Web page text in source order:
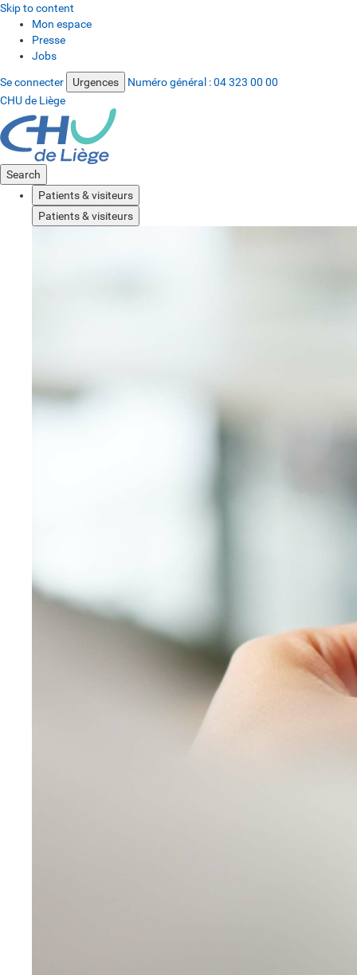
Skip to content
Mon espace
Presse
Jobs
Se connecter Urgences Numéro général :04 323 00 00
CHU de Liège
Search
Patients & visiteurs
Patients & visiteurs